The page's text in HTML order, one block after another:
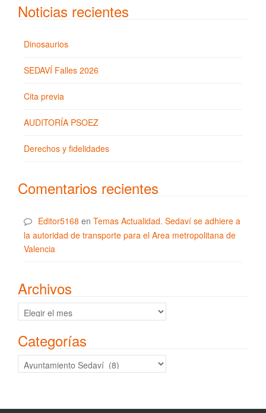
Noticias recientes
Dinosaurios
SEDAVÍ Falles 2026
Cita previa
AUDITORÍA PSOEZ
Derechos y fidelidades
Comentarios recientes
Editor5168 en Temas Actualidad. Sedaví se adhiere a
la autoridad de transporte para el Area metropolitana de
Valencia
Archivos
Archivos
Categorías
Categorías